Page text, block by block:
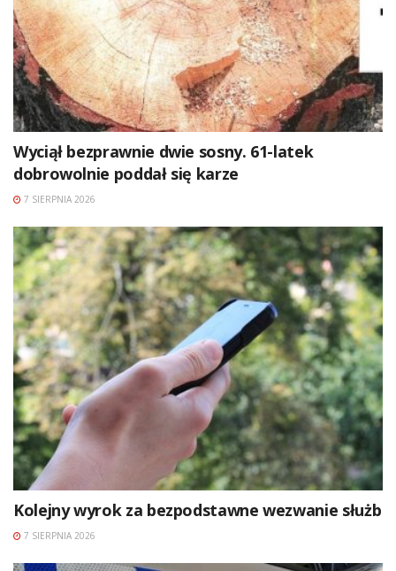
Wyciął bezprawnie dwie sosny. 61-latek
dobrowolnie poddał się karze
7 SIERPNIA 2026
Kolejny wyrok za bezpodstawne wezwanie służb
7 SIERPNIA 2026